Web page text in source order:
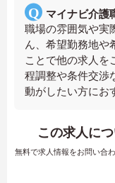
マイナビ介護
職場の雰囲気や実
ん、希望勤務地や
ことで他の求人を
程調整や条件交渉
動がしたい方にお
この求人に
無料で求人情報をお問い合